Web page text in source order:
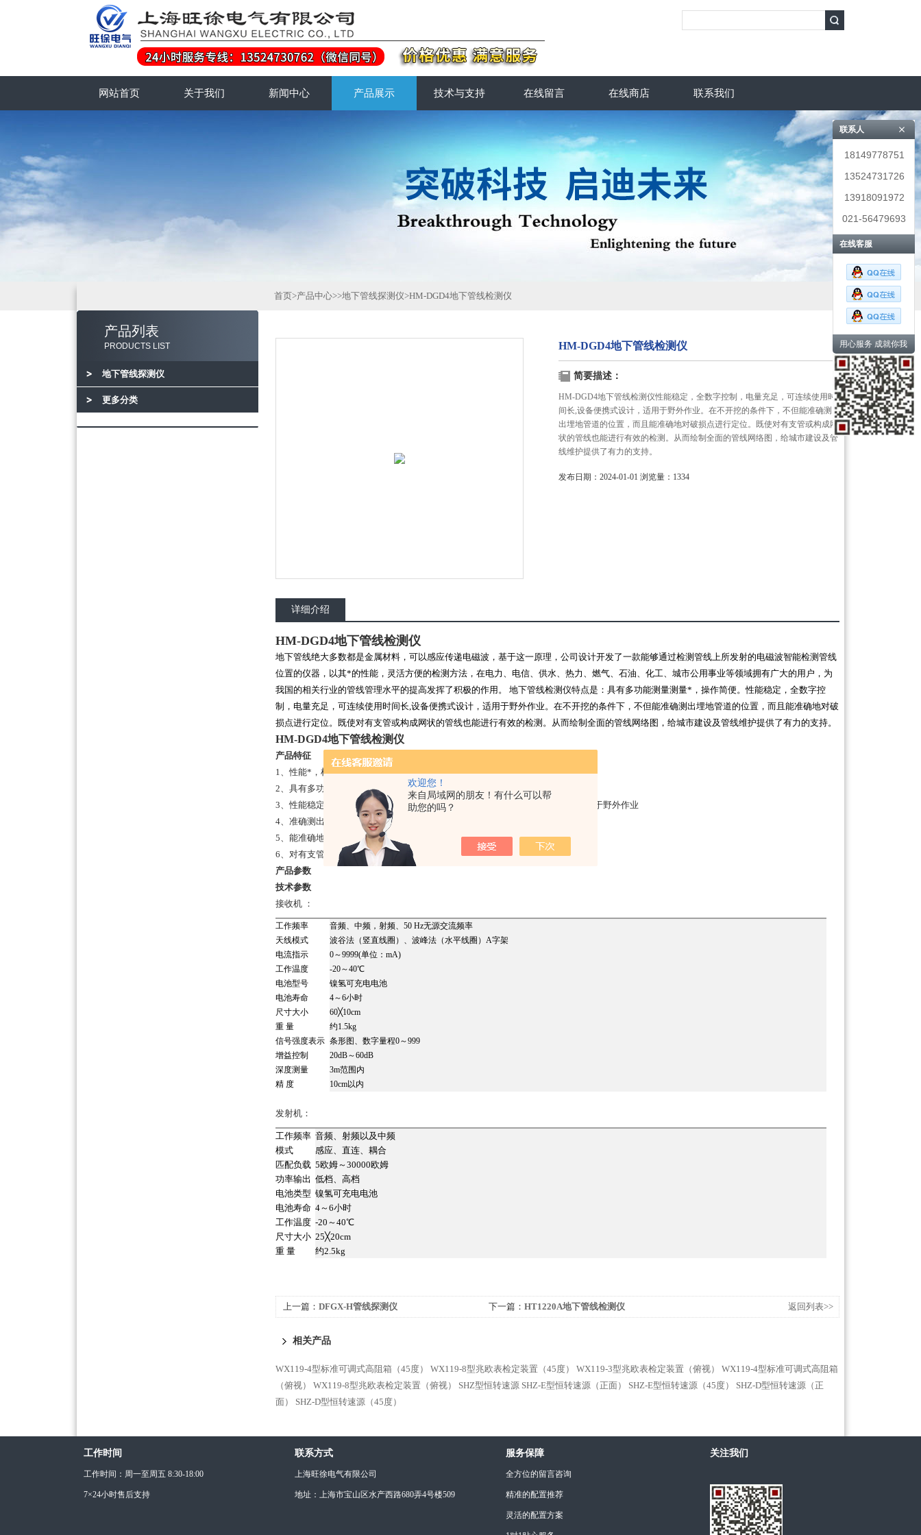
欢迎您！
来自局域网的朋友！有什么可以帮
助您的吗？
网站首页 关于我们 新闻中心 产品展示 技术与支持 在线留言 在线商店 联系我们
产品列表
PRODUCTS LIST
地下管线探测仪
更多分类
首页>产品中心>>地下管线探测仪>HM-DGD4地下管线检测仪
HM-DGD4地下管线检测仪
简要描述：
HM-DGD4地下管线检测仪性能稳定，全数字控制，电量充足，可连续使用时
间长,设备便携式设计，适用于野外作业。在不开挖的条件下，不但能准确测
出埋地管道的位置，而且能准确地对破损点进行定位。既使对有支管或构成网
状的管线也能进行有效的检测。从而绘制全面的管线网络图，给城市建设及管
线维护提供了有力的支持。
发布日期：2024-01-01 浏览量：1334
详细介绍
HM-DGD4地下管线检测仪
地下管线绝大多数都是金属材料，可以感应传递电磁波，基于这一原理，公司设计开发了一款能够通过检测管线上所发射的电磁波智能检测管线
位置的仪器，以其*的性能，灵活方便的检测方法，在电力、电信、供水、热力、燃气、石油、化工、城市公用事业等领域拥有广大的用户，为
我国的相关行业的管线管理水平的提高发挥了积极的作用。 地下管线检测仪特点是：具有多功能测量测量*，操作简便。性能稳定，全数字控
制，电量充足，可连续使用时间长,设备便携式设计，适用于野外作业。在不开挖的条件下，不但能准确测出埋地管道的位置，而且能准确地对破
损点进行定位。既使对有支管或构成网状的管线也能进行有效的检测。从而绘制全面的管线网络图，给城市建设及管线维护提供了有力的支持。
HM-DGD4地下管线检测仪
产品特征
1、性能*，检测方便
2、具有多功能测量测量*，操作简便
3、性能稳定，全数字控制，电量充足，可连续使用时间长,设备便携式设计，适用于野外作业
4、准确测出埋地管道的位置
5、能准确地对破损点进行定位
6、对有支管或构成网状的管线也能进行有效的检测
产品参数
技术参数
接收机 ：
工作频率
音频、中频，射频、50 Hz无源交流频率
天线模式
波谷法（竖直线圈）、波峰法（水平线圈）A字架
电流指示
0～9999(单位：mA)
工作温度
-20～40℃
电池型号
镍氢可充电电池
电池寿命
4～6小时
尺寸大小
60╳10cm
重 量
约1.5kg
信号强度表示 条形图、数字量程0～999
增益控制
20dB～60dB
深度测量
3m范围内
精 度
10cm以内
发射机：
工作频率 音频、射频以及中频
模式
感应、直连、耦合
匹配负载 5欧姆～30000欧姆
功率输出 低档、高档
电池类型 镍氢可充电电池
电池寿命 4～6小时
工作温度 -20～40℃
尺寸大小 25╳20cm
重 量
约2.5kg
上一篇： DFGX-H管线探测仪 下一篇： HT1220A地下管线检测仪 返回列表>>
相关产品
WX119-4型标准可调式高阻箱（45度） WX119-8型兆欧表检定装置（45度） WX119-3型兆欧表检定装置（俯视）
WX119-4型标准可调式高阻箱
（俯视）
WX119-8型兆欧表检定装置（俯视） SHZ型恒转速源 SHZ-E型恒转速源（正面） SHZ-E型恒转速源（45度）
SHZ-D型恒转速源（正
面）
SHZ-D型恒转速源（45度）
工作时间
工作时间：周一至周五 8:30-18:00
7×24小时售后支持
联系方式
上海旺徐电气有限公司
地址：上海市宝山区水产西路680弄4号楼509
服务保障
全方位的留言咨询
精准的配置推荐
灵活的配置方案
关注我们
联系人
18149778751
13524731726
13918091972
021-56479693
在线客服
用心服务 成就你我